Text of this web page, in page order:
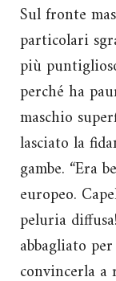
Sul fronte
particolari
più
perché ha
maschio
lasciato la
gambe. “Era
europeo.
peluria
abbagliato
convincerla